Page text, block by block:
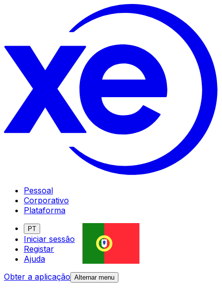
Pessoal
Corporativo
Plataforma
PT
Iniciar sessão
Registar
Ajuda
Obter a aplicação Alternar menu